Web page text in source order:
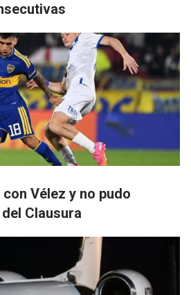
Vélez y no pudo
Clausura